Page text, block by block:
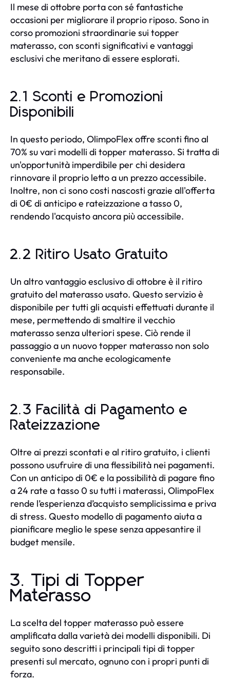
Il mese di ottobre porta con sé fantastiche
occasioni per migliorare il proprio riposo. Sono in
corso promozioni straordinarie sui topper
materasso, con sconti significativi e vantaggi
esclusivi che meritano di essere esplorati.
2.1 Sconti e Promozioni
Disponibili
In questo periodo, OlimpoFlex offre sconti fino al
70% su vari modelli di topper materasso. Si tratta di
un'opportunità imperdibile per chi desidera
rinnovare il proprio letto a un prezzo accessibile.
Inoltre, non ci sono costi nascosti grazie all'offerta
di 0€ di anticipo e rateizzazione a tasso 0,
rendendo l'acquisto ancora più accessibile.
2.2 Ritiro Usato Gratuito
Un altro vantaggio esclusivo di ottobre è il ritiro
gratuito del materasso usato. Questo servizio è
disponibile per tutti gli acquisti effettuati durante il
mese, permettendo di smaltire il vecchio
materasso senza ulteriori spese. Ciò rende il
passaggio a un nuovo topper materasso non solo
conveniente ma anche ecologicamente
responsabile.
2.3 Facilità di Pagamento e
Rateizzazione
Oltre ai prezzi scontati e al ritiro gratuito, i clienti
possono usufruire di una flessibilità nei pagamenti.
Con un anticipo di 0€ e la possibilità di pagare fino
a 24 rate a tasso 0 su tutti i materassi, OlimpoFlex
rende l’esperienza d’acquisto semplicissima e priva
di stress. Questo modello di pagamento aiuta a
pianificare meglio le spese senza appesantire il
budget mensile.
3. Tipi di Topper
Materasso
La scelta del topper materasso può essere
amplificata dalla varietà dei modelli disponibili. Di
seguito sono descritti i principali tipi di topper
presenti sul mercato, ognuno con i propri punti di
forza.